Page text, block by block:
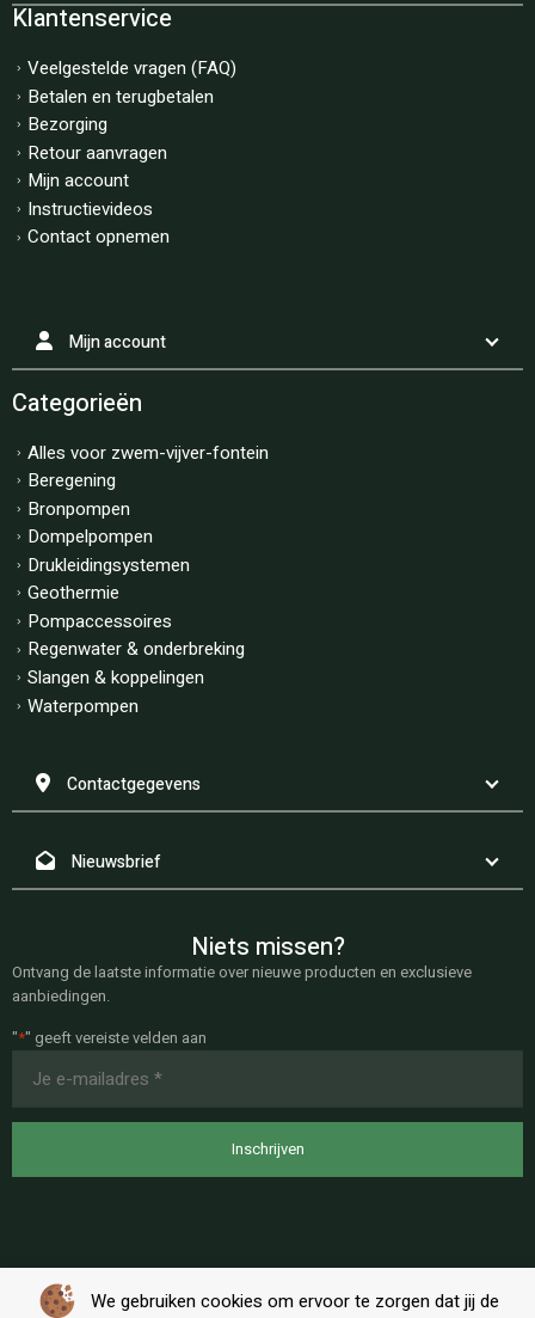
We gebruiken cookies om ervoor te zorgen dat jij de
Klantenservice
Veelgestelde vragen (FAQ)
Betalen en terugbetalen
Bezorging
Retour aanvragen
Mijn account
Instructievideos
Contact opnemen
Mijn account
Categorieën
Alles voor zwem-vijver-fontein
Beregening
Bronpompen
Dompelpompen
Drukleidingsystemen
Geothermie
Pompaccessoires
Regenwater & onderbreking
Slangen & koppelingen
Waterpompen
Contactgegevens
Nieuwsbrief
Niets missen?
Ontvang de laatste informatie over nieuwe producten en exclusieve
aanbiedingen.
"*" geeft vereiste velden aan
mailadres
*